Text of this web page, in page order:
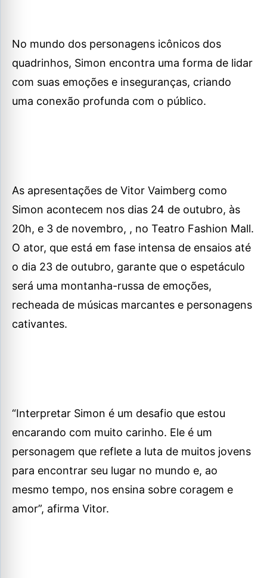
No mundo dos personagens icônicos dos
quadrinhos, Simon encontra uma forma de lidar
com suas emoções e inseguranças, criando
uma conexão profunda com o público.
As apresentações de Vitor Vaimberg como
Simon acontecem nos dias 24 de outubro, às
20h, e 3 de novembro, , no Teatro Fashion Mall.
O ator, que está em fase intensa de ensaios até
o dia 23 de outubro, garante que o espetáculo
será uma montanha-russa de emoções,
recheada de músicas marcantes e personagens
cativantes.
“Interpretar Simon é um desafio que estou
encarando com muito carinho. Ele é um
personagem que reflete a luta de muitos jovens
para encontrar seu lugar no mundo e, ao
mesmo tempo, nos ensina sobre coragem e
amor”, afirma Vitor.